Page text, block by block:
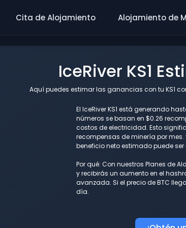
Cita de Alojamiento Alojamiento de
IceRiver KS1
Aquí puedes estimar las ganancias con tu KS1
El IceRiver KS1 está generando
números se basan en $0.26
costos de electricidad. Esto
recompensas de minería por
beneficio neto estimado puede
Por qué: Con nuestros Planes de
y recibirás un aumento en el
avanzada. Si el precio de BTC
día.